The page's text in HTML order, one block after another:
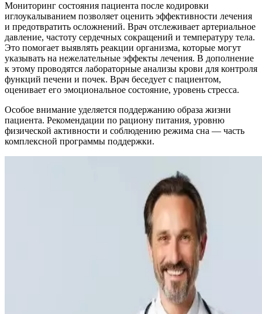
Мониторинг состояния пациента после кодировки
иглоукалыванием позволяет оценить эффективности лечения
и предотвратить осложнений. Врач отслеживает артериальное
давление, частоту сердечных сокращений и температуру тела.
Это помогает выявлять реакции организма, которые могут
указывать на нежелательные эффекты лечения. В дополнение
к этому проводятся лабораторные анализы крови для контроля
функций печени и почек. Врач беседует с пациентом,
оценивает его эмоциональное состояние, уровень стресса.
Особое внимание уделяется поддержанию образа жизни
пациента. Рекомендации по рациону питания, уровню
физической активности и соблюдению режима сна — часть
комплексной программы поддержки.